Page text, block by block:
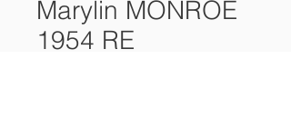
Marylin MONROE
1954 RE